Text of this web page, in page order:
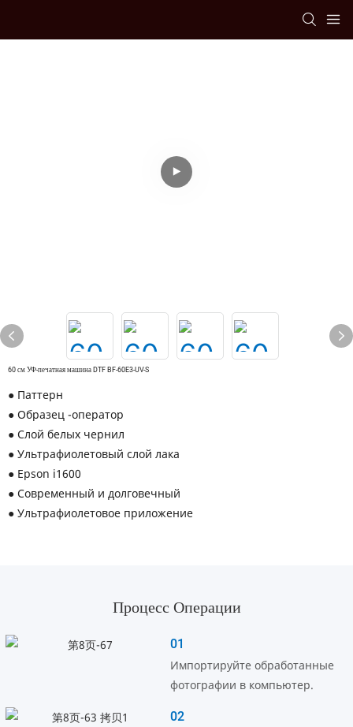
60 см УФ-печатная машина DTF BF-60E3-UV-S
● Паттерн
● Образец -оператор
● Слой белых чернил
● Ультрафиолетовый слой лака
● Epson i1600
● Современный и долговечный
● Ультрафиолетовое приложение
Процесс Операции
01
Импортируйте обработанные
фотографии в компьютер.
02